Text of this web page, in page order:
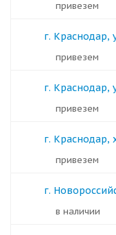
Привезем
г. Краснодар,
Привезем
г. Краснодар,
Привезем
г. Краснодар,
Привезем
г.
в наличии